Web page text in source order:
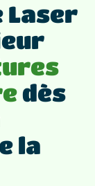
Laser
dès
la